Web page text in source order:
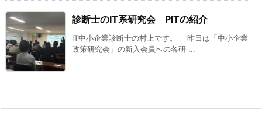
診断士のIT系研究会 PITの紹介
IT中小企業診断士の村上です。 昨日は「中小企業
政策研究会」の新入会員への各研 ...